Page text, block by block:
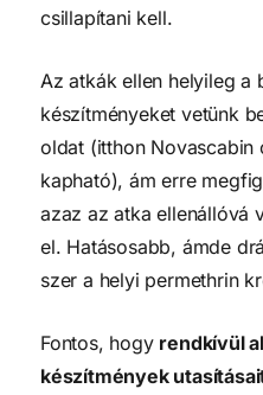
csillapítani kell.
Az atkák ellen helyileg a
készítményeket vetünk
oldat (itthon Novascabin
kapható), ám erre
azaz az atka ellenállóvá
el. Hatásosabb, ámde
szer a helyi permethrin
Fontos, hogy rendkívül
készítmények